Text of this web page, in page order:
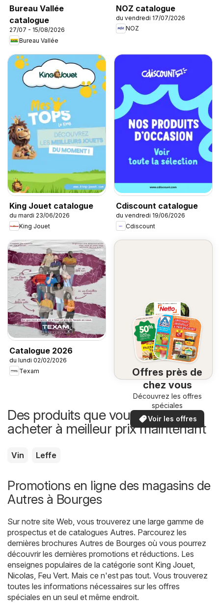
Bureau Vallée
catalogue
27/07 - 15/08/2026
Bureau Vallée
NOZ catalogue
du vendredi 17/07/2026
NOZ
King Jouet catalogue
du mardi 23/06/2026
King Jouet
Cdiscount catalogue
du vendredi 19/06/2026
Cdiscount
Catalogue 2026
du lundi 02/02/2026
Texam
Offres près de
chez vous
Découvrez les offres
spéciales
Voir les offres
Des produits que vous pouvez
acheter à meilleur prix maintenant
Vin Leffe
Promotions en ligne des magasins de
Autres à Bourges
Sur notre site Web, vous trouverez une large gamme de
prospectus et de catalogues Autres. Parcourez les
dernières brochures Autres de Bourges où vous pourrez
découvrir les dernières promotions et réductions. Les
enseignes populaires de la catégorie sont King Jouet,
Nicolas, Feu Vert. Mais ce n'est pas tout. Vous trouverez
toutes les informations nécessaires sur les offres
spéciales en un seul et même endroit.